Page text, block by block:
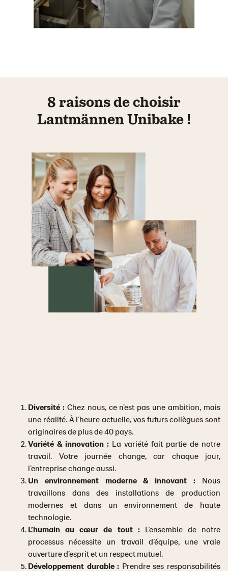
8 raisons de choisir
Lantmännen Unibake !
Diversité :Chez nous, ce n’est pas une ambition, mais
une réalité. À l’heure actuelle, vos futurs collègues sont
originaires de plus de 40 pays.
Variété & innovation : La variété fait partie de notre
travail. Votre journée change, car chaque jour,
l’entreprise change aussi.
Un environnement moderne & innovant : Nous
travaillons dans des installations de production
modernes et dans un environnement de haute
technologie.
L’humain au cœur de tout :L’ensemble de notre
processus nécessite un travail d’équipe, une vraie
ouverture d’esprit et un respect mutuel.
Développement durable : Prendre ses responsabilités